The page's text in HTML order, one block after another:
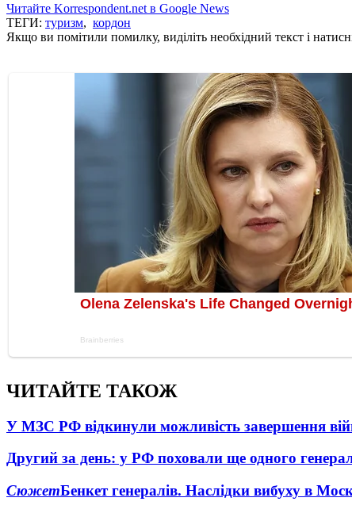
Читайте Korrespondent.net в Google News
ТЕГИ: туризм, кордон
Якщо ви помітили помилку, виділіть необхідний текст і
ЧИТАЙТЕ ТАКОЖ
У МЗС РФ відкинули можливість завершення
Другий за день: у РФ поховали ще одного
СюжетБенкет генералів. Наслідки вибуху в